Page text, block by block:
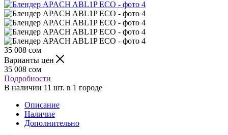
35 008 сом
Варианты цен
35 008 сом
Подробности
В наличии 11 шт. в 1 городе
Описание
Наличие
Дополнительно